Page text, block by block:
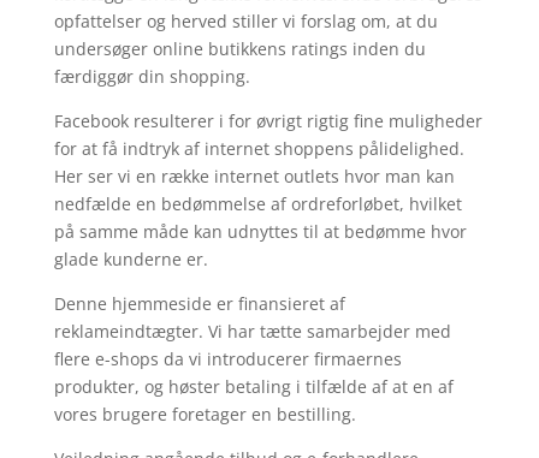
opfattelser og herved stiller vi forslag om, at du
undersøger online butikkens ratings inden du
færdiggør din shopping.
Facebook resulterer i for øvrigt rigtig fine muligheder
for at få indtryk af internet shoppens pålidelighed.
Her ser vi en række internet outlets hvor man kan
nedfælde en bedømmelse af ordreforløbet, hvilket
på samme måde kan udnyttes til at bedømme hvor
glade kunderne er.
Denne hjemmeside er finansieret af
reklameindtægter. Vi har tætte samarbejder med
flere e-shops da vi introducerer firmaernes
produkter, og høster betaling i tilfælde af at en af
vores brugere foretager en bestilling.